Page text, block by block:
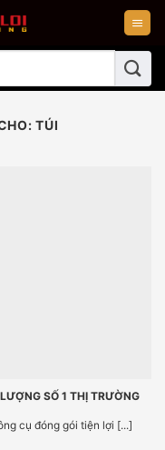
TÚI
SỐ 1 THỊ TRƯỜNG
cụ đóng gói tiện lợi [...]